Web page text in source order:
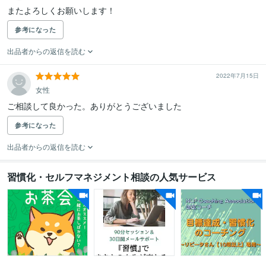
またよろしくお願いします！
参考になった
出品者からの返信を読む
2022年7月15日
女性
ご相談して良かった。ありがとうございました
参考になった
出品者からの返信を読む
習慣化・セルフマネジメント相談の人気サービス